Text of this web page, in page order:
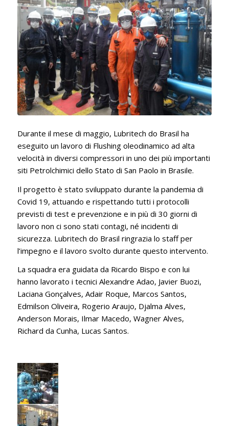
Durante il mese di maggio, Lubritech do Brasil ha
eseguito un lavoro di Flushing oleodinamico ad alta
velocità in diversi compressori in uno dei più importanti
siti Petrolchimici dello Stato di San Paolo in Brasile.
Il progetto è stato sviluppato durante la pandemia di
Covid 19, attuando e rispettando tutti i protocolli
previsti di test e prevenzione e in più di 30 giorni di
lavoro non ci sono stati contagi, né incidenti di
sicurezza. Lubritech do Brasil ringrazia lo staff per
l’impegno e il lavoro svolto durante questo intervento.
La squadra era guidata da Ricardo Bispo e con lui
hanno lavorato i tecnici Alexandre Adao, Javier Buozi,
Laciana Gonçalves, Adair Roque, Marcos Santos,
Edmilson Oliveira, Rogerio Araujo, Djalma Alves,
Anderson Morais, Ilmar Macedo, Wagner Alves,
Richard da Cunha, Lucas Santos.